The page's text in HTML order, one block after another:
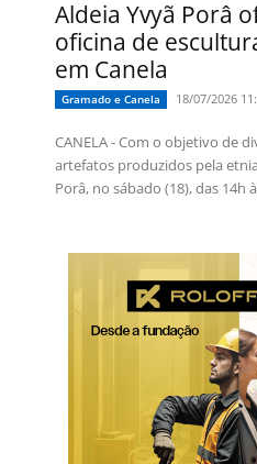
Aldeia Yvyã Porâ
oficina de
em Canela
Gramado e Canela 18/07/2026
CANELA - Com o objetivo de
artefatos produzidos pela
Porâ, no sábado (18), das 14h